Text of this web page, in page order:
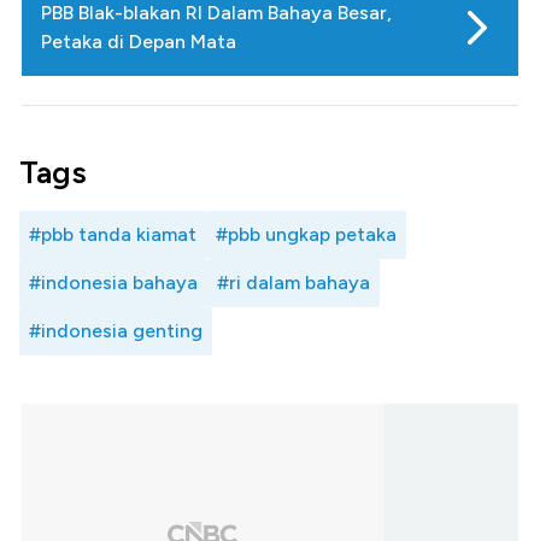
PBB Blak-blakan RI Dalam Bahaya Besar,
Petaka di Depan Mata
Tags
#pbb tanda kiamat #pbb ungkap petaka
#indonesia bahaya #ri dalam bahaya
#indonesia genting